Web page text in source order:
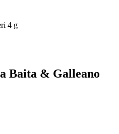
4 g
Baita & Galleano